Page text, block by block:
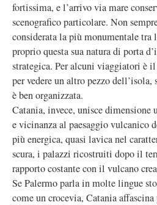
fortissima, e l’arrivo via mare
scenografico particolare. Non
considerata la più monumentale tra
proprio questa sua natura di porta
strategica. Per alcuni viaggiatori è
per vedere un altro pezzo dell’isola,
è ben organizzata.
Catania, invece, unisce dimensione
e vicinanza al paesaggio vulcanico
più energica, quasi lavica nel
scura, i palazzi ricostruiti dopo il
rapporto costante con il vulcano
Se Palermo parla in molte lingue
come un crocevia, Catania